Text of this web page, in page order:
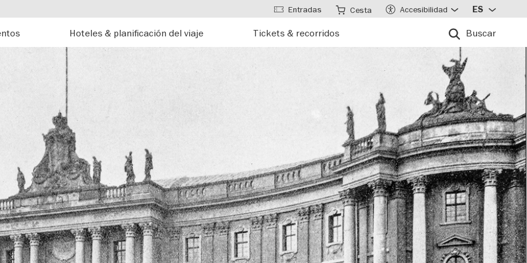
Hoteles & planificación del viaje Tickets & recorridos Buscar
Entradas Cesta Accesibilidad ES